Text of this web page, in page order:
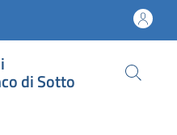
di Sotto